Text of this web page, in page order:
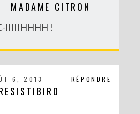
MADAME CITRON
IIIIIHHHH !
RÉPONDRE
6, 2013